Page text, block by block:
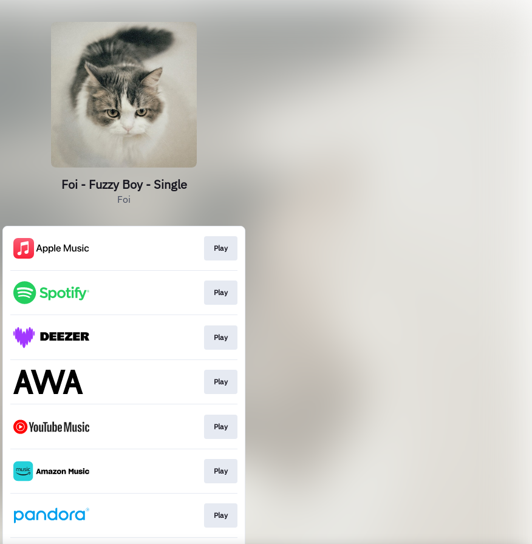
Foi - Fuzzy Boy - Single
Foi
Play
Play
Play
Play
Play
Play
Play